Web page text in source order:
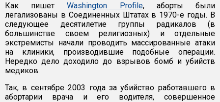
Как пишетWashington Profile, аборты были
легализованы в Соединенных Штатах в 1970-е годы. В
следующее десятилетие группы радикалов (в
большинстве своем религиозных) и отдельные
экстремисты начали проводить массированные атаки
на клиники, производившие подобные операции.
Нередко дело доходило до взрывов бомб и убийств
медиков.
Так, в сентябре 2003 года за убийство работавшего в
абортарии врача и его водителя, совершенное